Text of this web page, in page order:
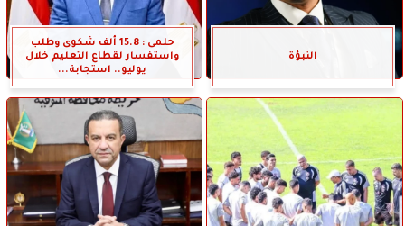
النبؤة
حلمى : 15.8 ألف شكوى وطلب
واستفسار لقطاع التعليم خلال
يوليو.. استجابة...